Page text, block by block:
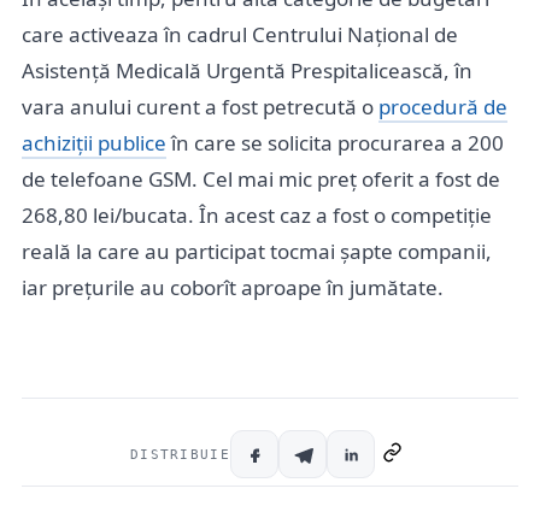
care activeaza în cadrul Centrului Național de
Asistență Medicală Urgentă Prespitalicească, în
vara anului curent a fost petrecută o procedură de
achiziții publiceîn care se solicita procurarea a 200
de telefoane GSM. Cel mai mic preț oferit a fost de
268,80 lei/bucata. În acest caz a fost o competiție
reală la care au participat tocmai șapte companii,
iar prețurile au coborît aproape în jumătate.
DISTRIBUIE